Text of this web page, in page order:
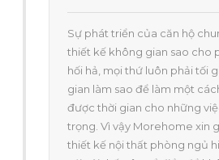
Sự phát triển của căn hộ
thiết kế không gian sao cho
hối hả, mọi thứ luôn phải tối
gian làm sao để làm một
được thời gian cho những
trọng. Vì vậy Morehome xin
thiết kế nội thất phòng ngủ